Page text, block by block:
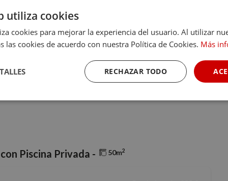
Piscina Privada - 50m2
utiliza cookies
cookies para mejorar la experiencia del usuario. Al utilizar
las cookies de acuerdo con nuestra Política de Cookies. Más
RECHAZAR TODO
Cookies de
Cookies de
Cookies de